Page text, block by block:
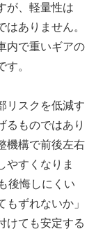
が、軽量性は
はありません。
内で重いギアの
。
リスクを低減す
るものではあり
機構で前後左右
やすくなりま
後悔しにくい
ずれないか」
けても安定する